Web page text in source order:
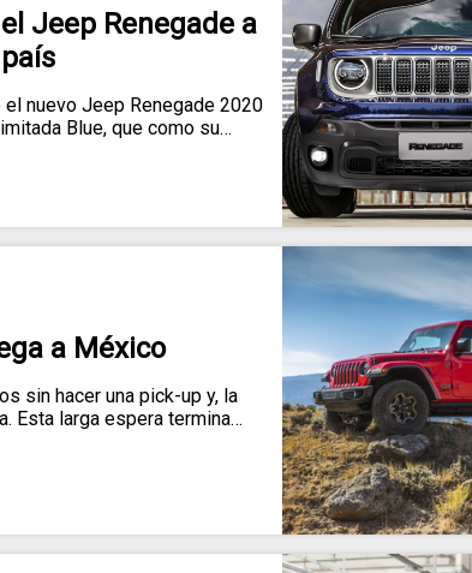
Jeep Renegade a
nuevo Jeep Renegade 2020
Blue, que como su…
a México
sin hacer una pick-up y, la
Esta larga espera termina…